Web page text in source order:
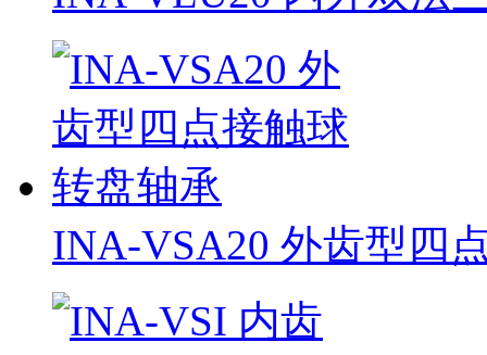
INA-VSA20 外齿型四